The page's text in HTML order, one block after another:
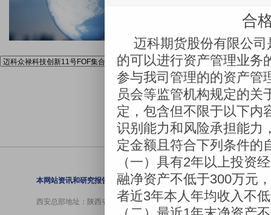
营业网点 |
本网站资讯和研究报告仅作为参考依据，对于据此操作可能引起的损失
西安总部地址：陕西省西安市高新区锦业路12号迈科中心43层、41层